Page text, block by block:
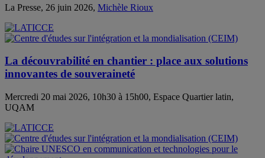
La Presse, 26 juin 2026, Michèle Rioux
La découvrabilité en chantier : place aux solutions
innovantes de souveraineté
Mercredi 20 mai 2026, 10h30 à 15h00, Espace Quartier latin,
UQAM